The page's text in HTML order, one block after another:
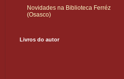
Novidades na Biblioteca Ferréz
(Osasco)
Livros do autor